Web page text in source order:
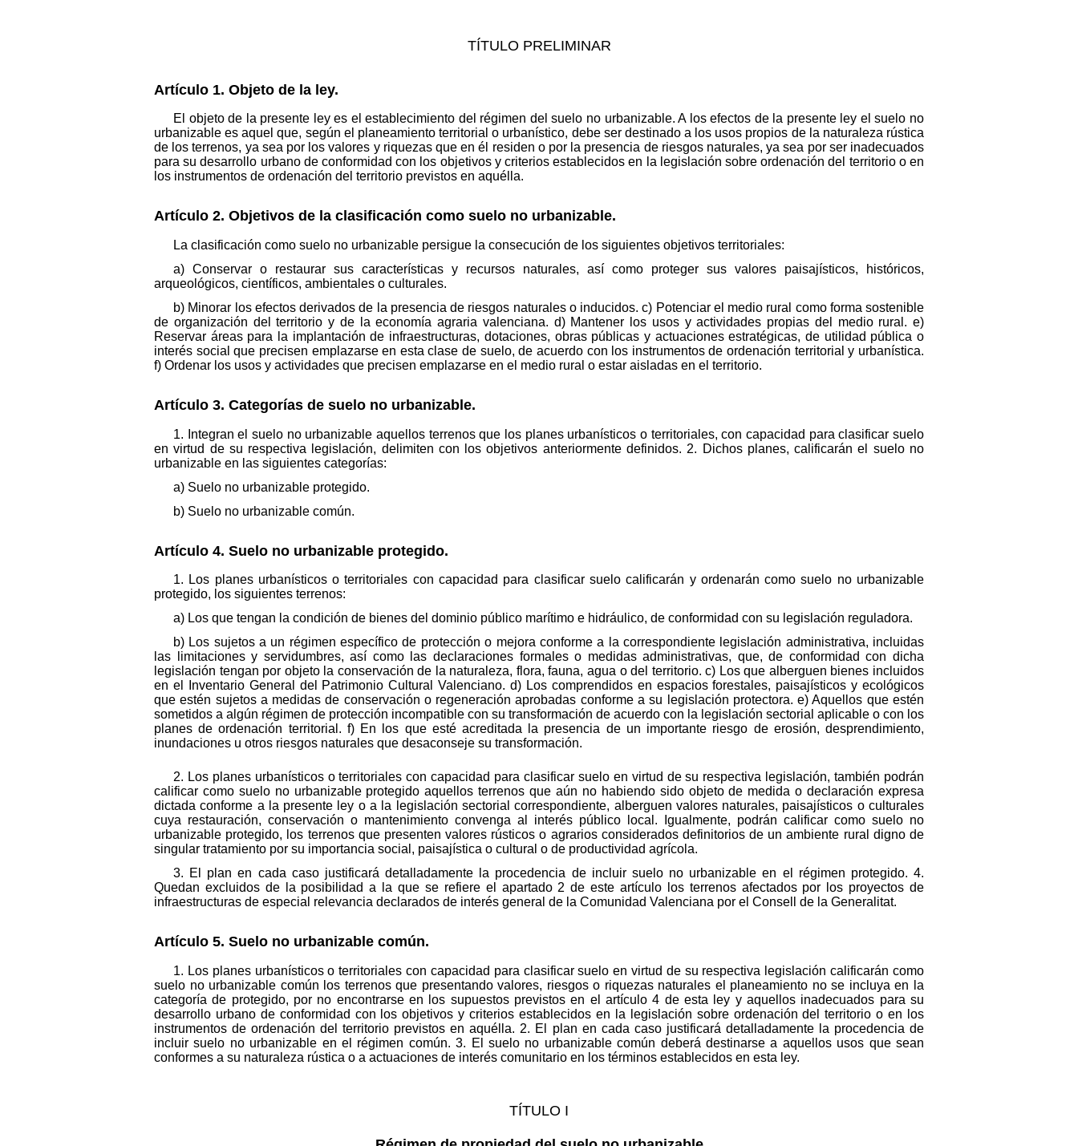
TÍTULO PRELIMINAR
Artículo 1. Objeto de la ley.
El objeto de la presente ley es el establecimiento del régimen del suelo no urbanizable. A los efectos de la presente ley el suelo no
urbanizable es aquel que, según el planeamiento territorial o urbanístico, debe ser destinado a los usos propios de la naturaleza rústica
de los terrenos, ya sea por los valores y riquezas que en él residen o por la presencia de riesgos naturales, ya sea por ser inadecuados
para su desarrollo urbano de conformidad con los objetivos y criterios establecidos en la legislación sobre ordenación del territorio o en
los instrumentos de ordenación del territorio previstos en aquélla.
Artículo 2. Objetivos de la clasificación como suelo no urbanizable.
La clasificación como suelo no urbanizable persigue la consecución de los siguientes objetivos territoriales:
a) Conservar o restaurar sus características y recursos naturales, así como proteger sus valores paisajísticos, históricos,
arqueológicos, científicos, ambientales o culturales.
b) Minorar los efectos derivados de la presencia de riesgos naturales o inducidos. c) Potenciar el medio rural como forma sostenible
de organización del territorio y de la economía agraria valenciana. d) Mantener los usos y actividades propias del medio rural. e)
Reservar áreas para la implantación de infraestructuras, dotaciones, obras públicas y actuaciones estratégicas, de utilidad pública o
interés social que precisen emplazarse en esta clase de suelo, de acuerdo con los instrumentos de ordenación territorial y urbanística.
f) Ordenar los usos y actividades que precisen emplazarse en el medio rural o estar aisladas en el territorio.
Artículo 3. Categorías de suelo no urbanizable.
1. Integran el suelo no urbanizable aquellos terrenos que los planes urbanísticos o territoriales, con capacidad para clasificar suelo
en virtud de su respectiva legislación, delimiten con los objetivos anteriormente definidos. 2. Dichos planes, calificarán el suelo no
urbanizable en las siguientes categorías:
a) Suelo no urbanizable protegido.
b) Suelo no urbanizable común.
Artículo 4. Suelo no urbanizable protegido.
1. Los planes urbanísticos o territoriales con capacidad para clasificar suelo calificarán y ordenarán como suelo no urbanizable
protegido, los siguientes terrenos:
a) Los que tengan la condición de bienes del dominio público marítimo e hidráulico, de conformidad con su legislación reguladora.
b) Los sujetos a un régimen específico de protección o mejora conforme a la correspondiente legislación administrativa, incluidas
las limitaciones y servidumbres, así como las declaraciones formales o medidas administrativas, que, de conformidad con dicha
legislación tengan por objeto la conservación de la naturaleza, flora, fauna, agua o del territorio. c) Los que alberguen bienes incluidos
en el Inventario General del Patrimonio Cultural Valenciano. d) Los comprendidos en espacios forestales, paisajísticos y ecológicos
que estén sujetos a medidas de conservación o regeneración aprobadas conforme a su legislación protectora. e) Aquellos que estén
sometidos a algún régimen de protección incompatible con su transformación de acuerdo con la legislación sectorial aplicable o con los
planes de ordenación territorial. f) En los que esté acreditada la presencia de un importante riesgo de erosión, desprendimiento,
inundaciones u otros riesgos naturales que desaconseje su transformación.
2. Los planes urbanísticos o territoriales con capacidad para clasificar suelo en virtud de su respectiva legislación, también podrán
calificar como suelo no urbanizable protegido aquellos terrenos que aún no habiendo sido objeto de medida o declaración expresa
dictada conforme a la presente ley o a la legislación sectorial correspondiente, alberguen valores naturales, paisajísticos o culturales
cuya restauración, conservación o mantenimiento convenga al interés público local. Igualmente, podrán calificar como suelo no
urbanizable protegido, los terrenos que presenten valores rústicos o agrarios considerados definitorios de un ambiente rural digno de
singular tratamiento por su importancia social, paisajística o cultural o de productividad agrícola.
3. El plan en cada caso justificará detalladamente la procedencia de incluir suelo no urbanizable en el régimen protegido. 4.
Quedan excluidos de la posibilidad a la que se refiere el apartado 2 de este artículo los terrenos afectados por los proyectos de
infraestructuras de especial relevancia declarados de interés general de la Comunidad Valenciana por el Consell de la Generalitat.
Artículo 5. Suelo no urbanizable común.
1. Los planes urbanísticos o territoriales con capacidad para clasificar suelo en virtud de su respectiva legislación calificarán como
suelo no urbanizable común los terrenos que presentando valores, riesgos o riquezas naturales el planeamiento no se incluya en la
categoría de protegido, por no encontrarse en los supuestos previstos en el artículo 4 de esta ley y aquellos inadecuados para su
desarrollo urbano de conformidad con los objetivos y criterios establecidos en la legislación sobre ordenación del territorio o en los
instrumentos de ordenación del territorio previstos en aquélla. 2. El plan en cada caso justificará detalladamente la procedencia de
incluir suelo no urbanizable en el régimen común. 3. El suelo no urbanizable común deberá destinarse a aquellos usos que sean
conformes a su naturaleza rústica o a actuaciones de interés comunitario en los términos establecidos en esta ley.
TÍTULO I